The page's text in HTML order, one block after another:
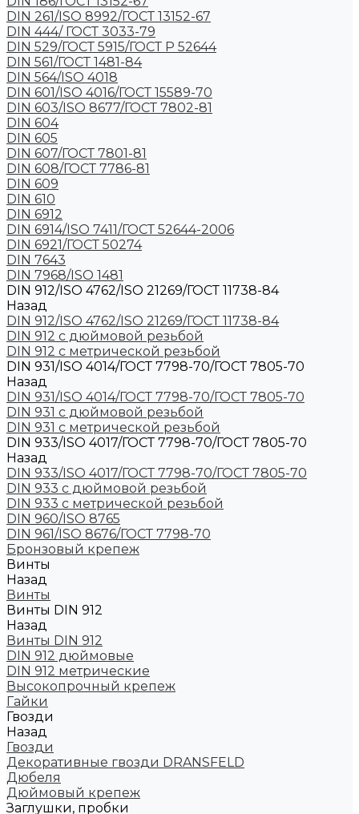
DIN 261/ISO 8992/ГОСТ 13152-67
DIN 444/ ГОСТ 3033-79
DIN 529/ГОСТ 5915/ГОСТ Р 52644
DIN 561/ГОСТ 1481-84
DIN 564/ISO 4018
DIN 601/ISO 4016/ГОСТ 15589-70
DIN 603/ISO 8677/ГОСТ 7802-81
DIN 604
DIN 605
DIN 607/ГОСТ 7801-81
DIN 608/ГОСТ 7786-81
DIN 609
DIN 610
DIN 6912
DIN 6914/ISO 7411/ГОСТ 52644-2006
DIN 6921/ГОСТ 50274
DIN 7643
DIN 7968/ISO 1481
DIN 912/ISO 4762/ISO 21269/ГОСТ 11738-84
Назад
DIN 912/ISO 4762/ISO 21269/ГОСТ 11738-84
DIN 912 с дюймовой резьбой
DIN 912 с метрической резьбой
DIN 931/ISO 4014/ГОСТ 7798-70/ГОСТ 7805-70
Назад
DIN 931/ISO 4014/ГОСТ 7798-70/ГОСТ 7805-70
DIN 931 с дюймовой резьбой
DIN 931 с метрической резьбой
DIN 933/ISO 4017/ГОСТ 7798-70/ГОСТ 7805-70
Назад
DIN 933/ISO 4017/ГОСТ 7798-70/ГОСТ 7805-70
DIN 933 с дюймовой резьбой
DIN 933 с метрической резьбой
DIN 960/ISO 8765
DIN 961/ISO 8676/ГОСТ 7798-70
Бронзовый крепеж
Винты
Назад
Винты
Винты DIN 912
Назад
Винты DIN 912
DIN 912 дюймовые
DIN 912 метрические
Высокопрочный крепеж
Гайки
Гвозди
Назад
Гвозди
Декоративные гвозди DRANSFELD
Дюбеля
Дюймовый крепеж
Заглушки, пробки